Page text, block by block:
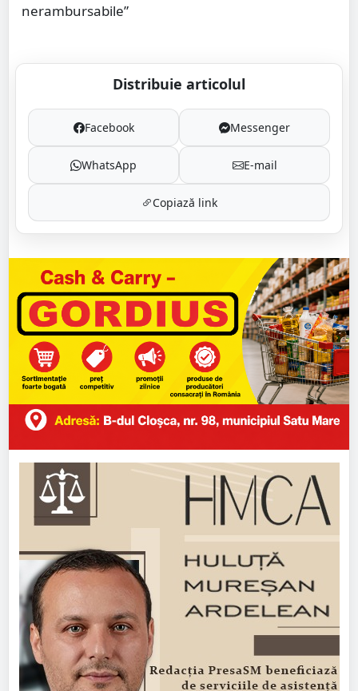
nerambursabile”
Distribuie articolul
Facebook Messenger
WhatsApp E-mail
Copiază link